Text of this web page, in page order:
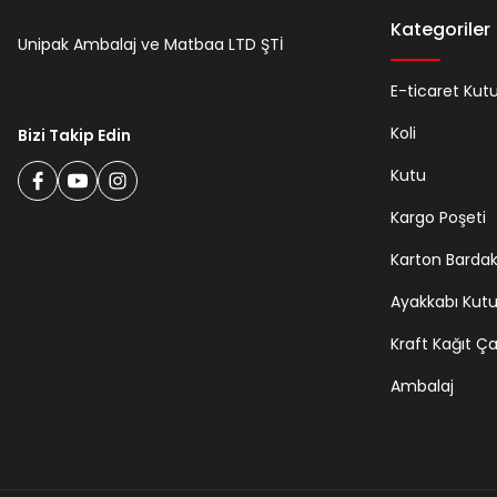
Unipak Ambalaj ve Matbaa LTD ŞTİ
Bizi Takip Edin
Kategoriler
E-ticaret
Koli
Kutu
Kargo Poşeti
Karton Bardak
Ayakkabı
Kraft Kağıt
Ambalaj